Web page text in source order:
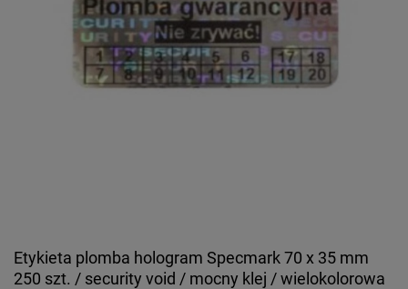
Etykieta plomba hologram Specmark 70 x 35 mm
250 szt. / security void / mocny klej / wielokolorowa